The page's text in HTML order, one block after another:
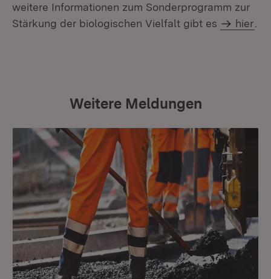
weitere Informationen zum Sonderprogramm zur
Stärkung der biologischen Vielfalt gibt es
hier
Weitere Meldungen